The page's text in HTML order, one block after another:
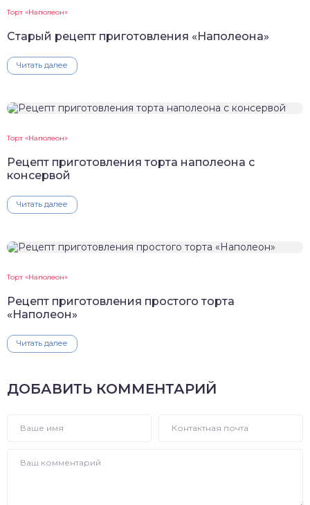
Торт «Наполеон»
Старый рецепт приготовления «Наполеона»
Читать далее
Торт «Наполеон»
Рецепт приготовления торта наполеона с
консервой
Читать далее
Торт «Наполеон»
Рецепт приготовления простого торта
«Наполеон»
Читать далее
ДОБАВИТЬ КОММЕНТАРИЙ